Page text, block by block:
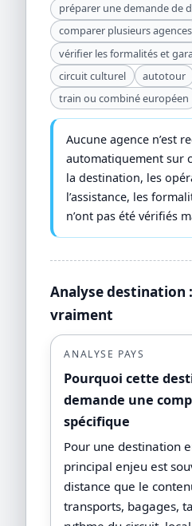
préparer une demande de
comparer plusieurs agences
vérifier les formalités et
circuit culturel
autotour
train ou combiné européen
Aucune agence n’est
automatiquement sur
la destination, les
l’assistance, les
n’ont pas été vérifiés
Analyse destination
vraiment
ANALYSE PAYS
Pourquoi cette
demande une
spécifique
Pour une destination
principal enjeu est
distance que le
transports, bagages,